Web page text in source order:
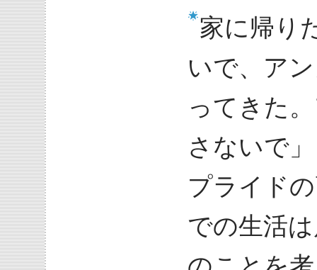
家に帰り
いで、ア
ってきた
さないで
プライド
での生活